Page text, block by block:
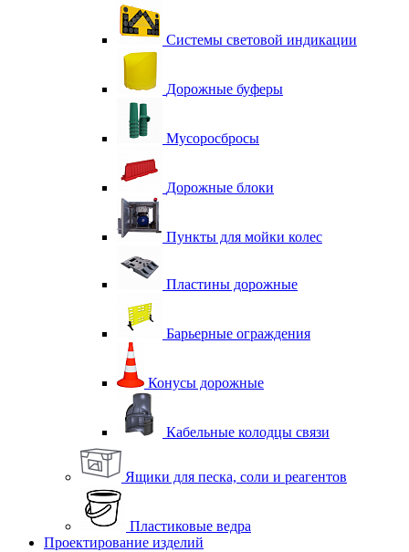
Системы световой индикации
Дорожные буферы
Мусоросбросы
Дорожные блоки
Пункты для мойки колес
Пластины дорожные
Барьерные ограждения
Конусы дорожные
Кабельные колодцы связи
Ящики для песка, соли и реагентов
Пластиковые ведра
Проектирование изделий